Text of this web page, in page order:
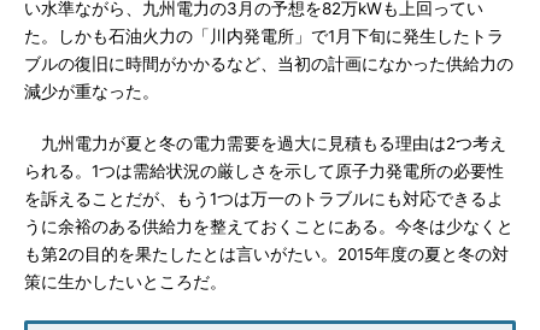
い水準ながら、九州電力の3月の予想を82万kWも上回ってい
た。しかも石油火力の「川内発電所」で1月下旬に発生したトラ
ブルの復旧に時間がかかるなど、当初の計画になかった供給力の
減少が重なった。
九州電力が夏と冬の電力需要を過大に見積もる理由は2つ考え
られる。1つは需給状況の厳しさを示して原子力発電所の必要性
を訴えることだが、もう1つは万一のトラブルにも対応できるよ
うに余裕のある供給力を整えておくことにある。今冬は少なくと
も第2の目的を果たしたとは言いがたい。2015年度の夏と冬の対
策に生かしたいところだ。